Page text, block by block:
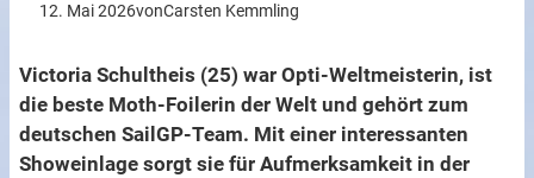
12. Mai 2026vonCarsten Kemmling
Victoria Schultheis (25) war Opti-Weltmeisterin, ist
die beste Moth-Foilerin der Welt und gehört zum
deutschen SailGP-Team. Mit einer interessanten
Showeinlage sorgt sie für Aufmerksamkeit in der